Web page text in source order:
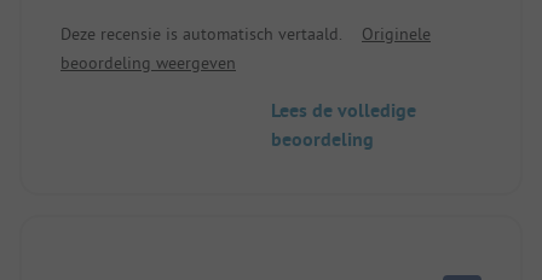
voor kinderen wordt aangeboden.
Deze recensie is automatisch vertaald.
Originele
beoordeling weergeven
Lees de volledige
beoordeling